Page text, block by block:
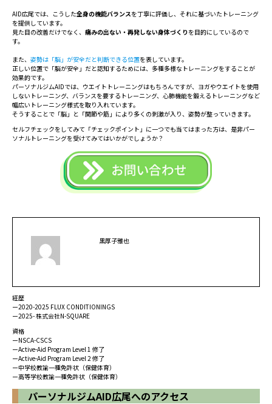
AID広尾では、こうした全身の機能バランスを丁寧に評価し、それに基づいたトレーニング
を提供しています。
見た目の改善だけでなく、 痛みの出ない・再発しない身体づくりを目的にしているので
す。
また、 姿勢は「脳」が安全だと判断できる位置を表しています。
正しい位置で「脳が安全」だと認知するためには、多種多様なトレーニングをすることが
効果的です。
パーソナルジムAIDでは、ウエイトトレーニングはもちろんですが、ヨガやウエイトを使用
しないトレーニング、バランスを要するトレーニング、心肺機能を鍛えるトレーニングなど
幅広いトレーニング様式を取り入れています。
そうすることで「脳」と「関節や筋」により多くの刺激が入り、姿勢が整っていきます。
セルフチェックをしてみて「チェックポイント」に一つでも当てはまった方は、是非パー
ソナルトレーニングを受けてみてはいかがでしょうか？
黒厚子雅也
経歴
ー2020-2025 FLUX CONDITIONINGS
ー2025- 株式会社N-SQUARE
資格
ーNSCA-CSCS
ーActive-Aid Program Level 1 修了
ーActive-Aid Program Level 2 修了
ー中学校教諭一種免許状（保健体育）
ー高等学校教諭一種免許状（保健体育）
パーソナルジムAID広尾へのアクセス